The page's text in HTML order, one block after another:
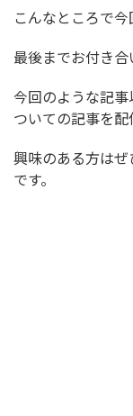
こんなところで今
最後までお付き合
今回のような記
ついての記事を配
興味のある方は
です。